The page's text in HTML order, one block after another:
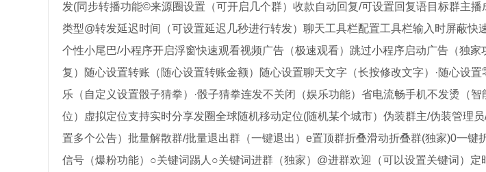
发(同步转播功能©来源圈设置（可开启几个群）收款自动回复/可设置回复语目标群主
类型@转发延迟时间（可设置延迟几秒进行转发）聊天工具栏配置工具栏输入时屏蔽快
个性小尾巴/小程序开启浮窗快速观看视频广告（极速观看）跳过小程序启动广告（独家
复）随心设置转账（随心设置转账金额）随心设置聊天文字（长按修改文字）·随心设
乐（自定义设置骰子猜拳）·骰子猜拳连发不关闭（娱乐功能）省电流畅手机不发烫（
位）虚拟定位支持实时分享发圈全球随机移动定位(随机某个城市）伪装群主/伪装管理
置多个公告）批量解散群/批量退出群（一键退出）e置顶群折叠滑动折叠群(独家)0一键
信号（爆粉功能）○关键词踢人○关键词进群（独家）@进群欢迎（可以设置关键词）